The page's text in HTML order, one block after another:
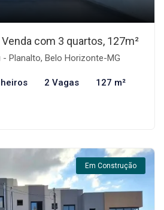
com 3 quartos, 127m²
Planalto, Belo Horizonte-MG
2 Vagas 127 m²
Em Construção